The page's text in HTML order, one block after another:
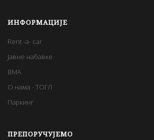
ИНФОРМАЦИЈЕ
Rent -a- car
Јавне набавке
BMA
О нама - ТОГЛ
Паркинг
ПРЕПОРУЧУЈЕМО